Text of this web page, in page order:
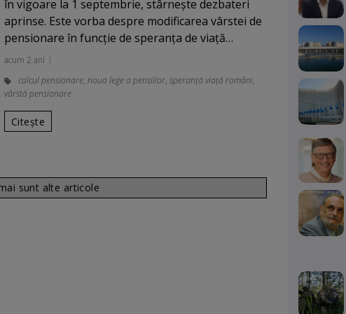
în vigoare la 1 septembrie, stârneşte dezbateri
aprinse. Este vorba despre modificarea vârstei de
pensionare în funcţie de speranţa de viaţă…
acum 2 ani
calcul pensionare, noua lege a pensiilor, speranță viață români,
vârstă pensionare
Citește
sunt alte articole